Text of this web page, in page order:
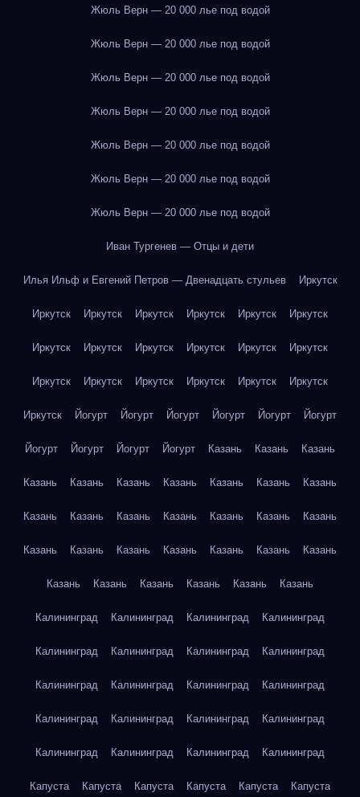
Жюль Верн — 20 000 лье под водой
Жюль Верн — 20 000 лье под водой
Жюль Верн — 20 000 лье под водой
Жюль Верн — 20 000 лье под водой
Жюль Верн — 20 000 лье под водой
Жюль Верн — 20 000 лье под водой
Жюль Верн — 20 000 лье под водой
Иван Тургенев — Отцы и дети
Илья Ильф и Евгений Петров — Двенадцать стульев Иркутск
Иркутск Иркутск Иркутск Иркутск Иркутск Иркутск
Иркутск Иркутск Иркутск Иркутск Иркутск Иркутск
Иркутск Иркутск Иркутск Иркутск Иркутск Иркутск
Иркутск Йогурт Йогурт Йогурт Йогурт Йогурт Йогурт
Йогурт Йогурт Йогурт Йогурт Казань Казань Казань
Казань Казань Казань Казань Казань Казань Казань
Казань Казань Казань Казань Казань Казань Казань
Казань Казань Казань Казань Казань Казань Казань
Казань Казань Казань Казань Казань Казань
Калининград Калининград Калининград Калининград
Калининград Калининград Калининград Калининград
Калининград Калининград Калининград Калининград
Калининград Калининград Калининград Калининград
Калининград Калининград Калининград Калининград
Капуста Капуста Капуста Капуста Капуста Капуста